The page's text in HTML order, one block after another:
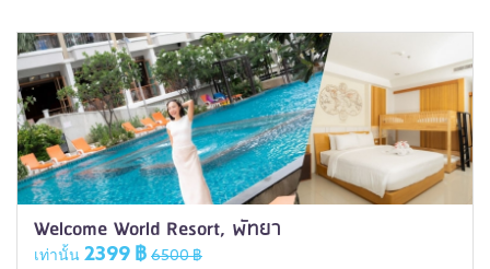
Welcome World Resort, พัทยา
เท่านั้น 2399 ฿ 6500 ฿